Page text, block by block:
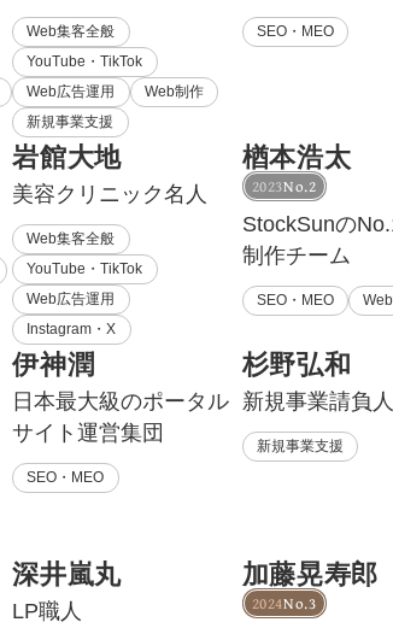
常勤監査役
内部監査室長
Web集客全般
YouTube・TikTok
Web広告運用
Web制作
新規事業支援
SEO・MEO
岩館大地
美容クリニック名人
Web集客全般
YouTube・TikTok
Web広告運用
Instagram・X
楢本浩太
2023No.2
StockSunの
制作チーム
SEO・MEO
伊神潤
日本最大級のポータル
サイト運営集団
SEO・MEO
杉野弘和
新規事業請負人
新規事業支援
深井嵐丸
LP職人
加藤晃寿郎
2024No.3